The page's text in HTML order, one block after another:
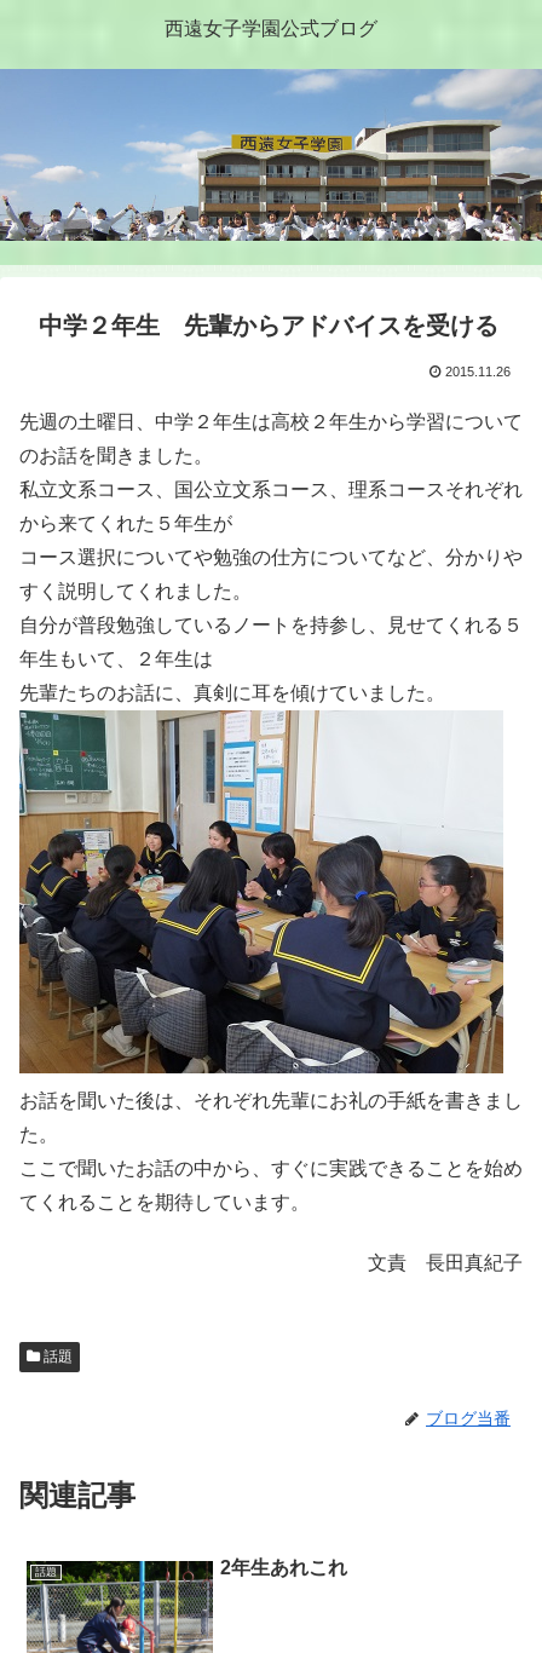
西遠女子学園公式ブログ
中学２年生 先輩からアドバイスを受ける
2015.11.26
先週の土曜日、中学２年生は高校２年生から学習について
のお話を聞きました。
私立文系コース、国公立文系コース、理系コースそれぞれ
から来てくれた５年生が
コース選択についてや勉強の仕方についてなど、分かりや
すく説明してくれました。
自分が普段勉強しているノートを持参し、見せてくれる５
年生もいて、２年生は
先輩たちのお話に、真剣に耳を傾けていました。
お話を聞いた後は、それぞれ先輩にお礼の手紙を書きまし
た。
ここで聞いたお話の中から、すぐに実践できることを始め
てくれることを期待しています。
文責 長田真紀子
話題
ブログ当番
関連記事
話題 2年生あれこれ